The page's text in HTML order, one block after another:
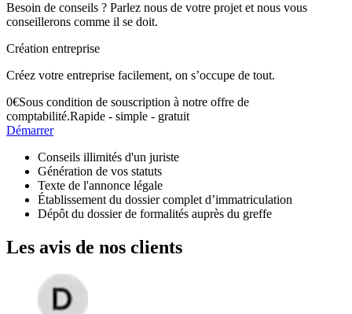
Besoin de conseils ? Parlez nous de votre projet et nous vous
conseillerons comme il se doit.
Création entreprise
Créez votre entreprise facilement, on s’occupe de tout.
0€Sous condition de souscription à notre offre de
comptabilité.Rapide - simple - gratuit
Démarrer
Conseils illimités d'un juriste
Génération de vos statuts
Texte de l'annonce légale
Établissement du dossier complet d’immatriculation
Dépôt du dossier de formalités auprès du greffe
Les avis de nos clients